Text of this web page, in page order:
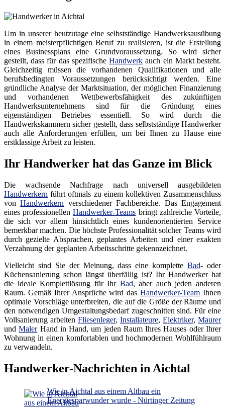
Um in unserer heutzutage eine selbstständige Handwerksausübung
in einem meisterpflichtigen Beruf zu realisieren, ist die Erstellung
eines Businessplans eine Grundvoraussetzung. So wird sicher
gestellt, dass für das spezifischeHandwerk auch ein Markt besteht.
Gleichzeitig müssen die vorhandenen Qualifikationen und alle
berufsbedingten Voraussetzungen berücksichtigt werden. Eine
gründliche Analyse der Marktsituation, der möglichen Finanzierung
und vorhandenen Wettbewerbsfähigkeit des zukünftigen
Handwerksunternehmens sind für die Gründung eines
eigenständigen Betriebes essentiell. So wird durch die
Handwerkskammern sicher gestellt, dass selbstständige Handwerker
auch alle Anforderungen erfüllen, um bei Ihnen zu Hause eine
erstklassige Arbeit zu leisten.
Ihr Handwerker hat das Ganze im Blick
Die wachsende Nachfrage nach universell ausgebildeten
Handwerkern führt oftmals zu einem kollektiven Zusammenschluss
vonHandwerkern verschiedener Fachbereiche. Das Engagement
eines professionellenHandwerker-Teams bringt zahlreiche Vorteile,
die sich vor allem hinsichtlich eines kundenorientierten Service
bemerkbar machen. Die höchste Professionalität solcher Teams wird
durch gezielte Absprachen, geplantes Arbeiten und einer exakten
Verzahnung der geplanten Arbeitsschritte gekennzeichnet.
Vielleicht sind Sie der Meinung, dass eine kompletteBad- oder
Küchensanierung schon längst überfällig ist? Ihr Handwerker hat
die ideale Komplettlösung für Ihr Bad, aber auch jeden anderen
Raum. Gemäß Ihrer Ansprüche wird dasHandwerker-Team Ihnen
optimale Vorschläge unterbreiten, die auf die Größe der Räume und
den notwendigen Umgestaltungsbedarf zugeschnitten sind. Für eine
Vollsanierung arbeiten Fliesenleger, Installateure, Elektriker, Maurer
undMalerHand in Hand, um jeden Raum Ihres Hauses oder Ihrer
Wohnung in einen komfortablen und hochmodernen Wohlfühlraum
zu verwandeln.
Handwerker-Nachrichten in Aichtal
Wie in Aichtal aus einem Altbau ein
Energiesparwunder wurde - Nürtinger Zeitung